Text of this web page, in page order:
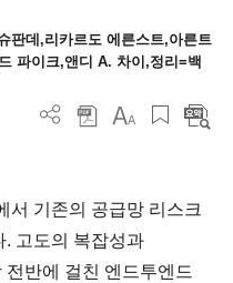
판데,리카르도 에른스트,아른트
파이크,앤디 A. 차이,정리=백
서 기존의 공급망 리스크
. 고도의 복잡성과
반에 걸친 엔드투엔드